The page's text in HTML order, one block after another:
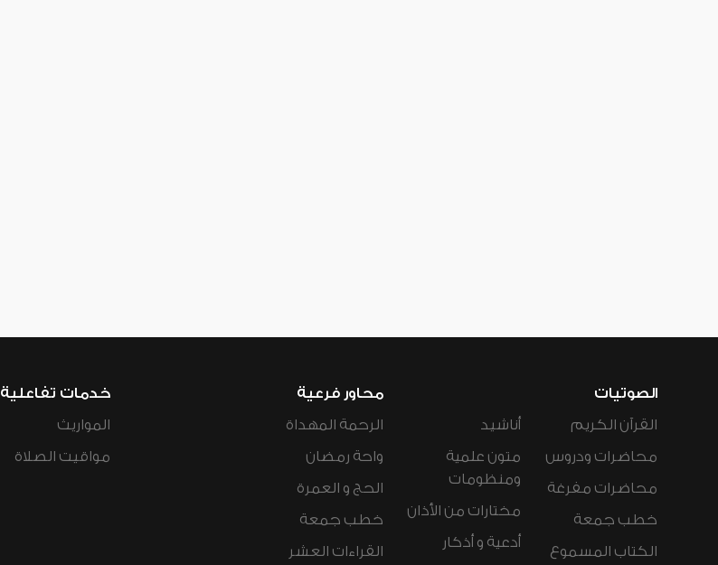
الصوتيات
القرآن الكريم
محاضرات ودروس
محاضرات مفرغة
خطب جمعة
الكتاب المسموع
أناشيد
متون علمية
ومنظومات
مختارات من الأذان
أدعية و أذكار
محاور فرعية
الرحمة المهداة
واحة رمضان
الحج و العمرة
خطب جمعة
القراءات العشر
خدمات تفاعلية
المواريث
مواقيت الصلاة